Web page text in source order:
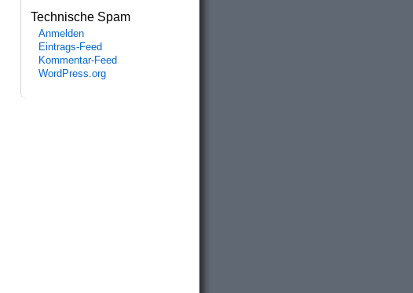
Technische Spam
Anmelden
Eintrags-Feed
Kommentar-Feed
WordPress.org